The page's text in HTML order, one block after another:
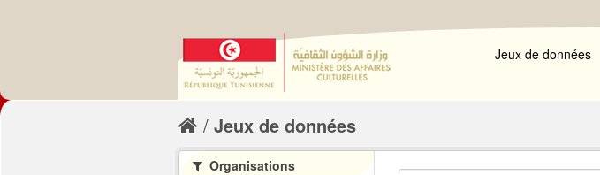
Jeux de données
Jeux de données
Organisations